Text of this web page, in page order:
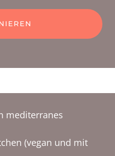
mediterranes
(vegan und mit